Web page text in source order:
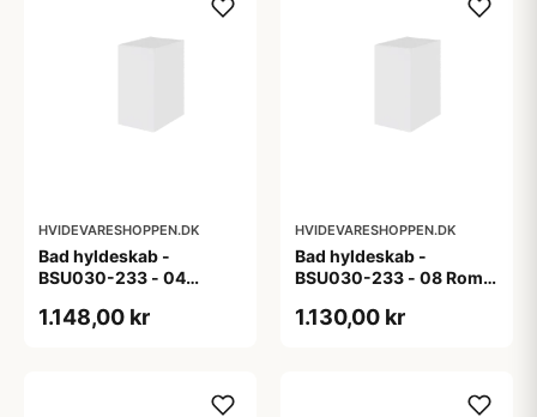
HVIDEVARESHOPPEN.DK
Bad hyldeskab -
BSU030-233 - 04
1.148,00 kr
HVIDEVARESHOPPEN.DK
Bad hyldeskab -
BSU030-233 - 08 Roma
1.130,00 kr